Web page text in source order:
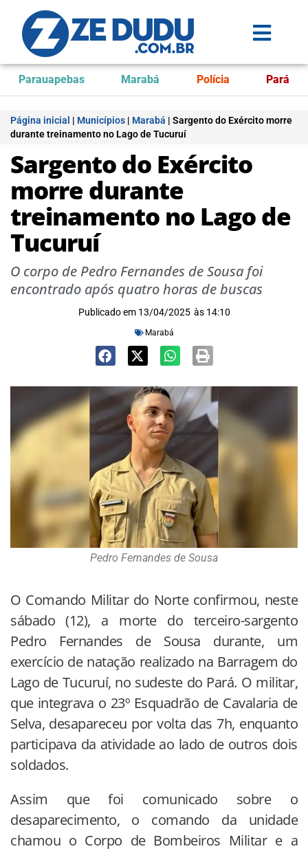
Parauapebas Marabá Polícia Pará
Página inicial | Municípios | Marabá | Sargento do Exército morre
durante treinamento no Lago de Tucuruí
Sargento do Exército
morre durante
treinamento no Lago de
Tucuruí
O corpo de Pedro Fernandes de Sousa foi
encontrado após quatro horas de buscas
Publicado em 13/04/2025 às 14:10
Marabá
Pedro Fernandes de Sousa
O Comando Militar do Norte confirmou, neste
sábado (12), a morte do terceiro-sargento
Pedro Fernandes de Sousa durante, um
exercício de natação realizado na Barragem do
Lago de Tucuruí, no sudeste do Pará. O militar,
que integrava o 23º Esquadrão de Cavalaria de
Selva, desapareceu por volta das 7h, enquanto
participava da atividade ao lado de outros dois
soldados.
Assim que foi comunicado sobre o
desaparecimento, o comando da unidade
chamou o Corpo de Bombeiros Militar e a